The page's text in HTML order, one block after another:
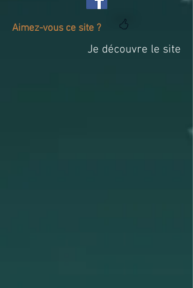
Aimez-vous ce site ?
Je découvre le site